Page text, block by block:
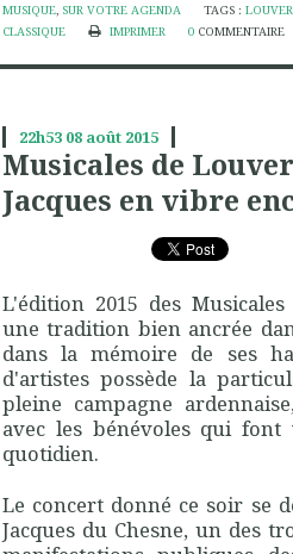
MUSIQUE, SUR VOTRE AGENDA TAGS :
CLASSIQUE
IMPRIMER 0 COMMENTAIRE
22h53 08 août 2015
Musicales de
Jacques en vibre
L'édition 2015 des
une tradition bien ancrée
dans la mémoire de ses
d'artistes possède la
pleine campagne
avec les bénévoles qui
quotidien.
Le concert donné ce soir se
Jacques du Chesne, un des